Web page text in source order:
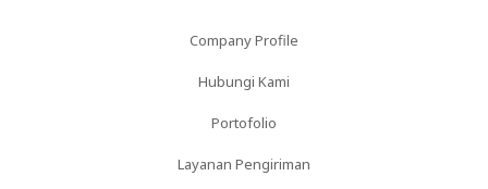
Company Profile
Hubungi Kami
Portofolio
Layanan Pengiriman